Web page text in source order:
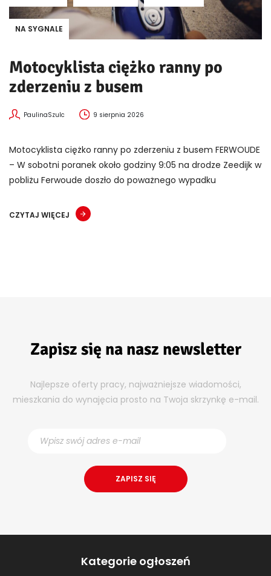
NA SYGNALE
Motocyklista ciężko ranny po
zderzeniu z busem
PaulinaSzulc 9 sierpnia 2026
Motocyklista ciężko ranny po zderzeniu z busem FERWOUDE
– W sobotni poranek około godziny 9:05 na drodze Zeedijk w
pobliżu Ferwoude doszło do poważnego wypadku
CZYTAJ WIĘCEJ
Zapisz się na nasz newsletter
Najlepsze oferty pracy, najważniejsze wiadomości,
mieszkania do wynajęcia prosto na Twoja skrzynkę e-mail.
Kategorie ogłoszeń